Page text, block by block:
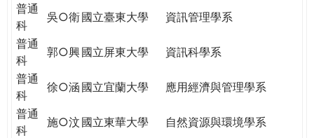
普通
科
吳○衛國立臺東大學
資訊管理學系
普通
科
郭○興國立屏東大學
資訊科學系
普通
科
徐○涵 國立宜蘭大學
應用經濟與管理學系
普通
科
施○汶 國立東華大學
自然資源與環境學系